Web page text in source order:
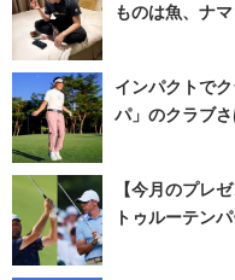
ものは魚、ナ
インパクトで
パ」のクラブ
【今月のプレ
トゥルーテン